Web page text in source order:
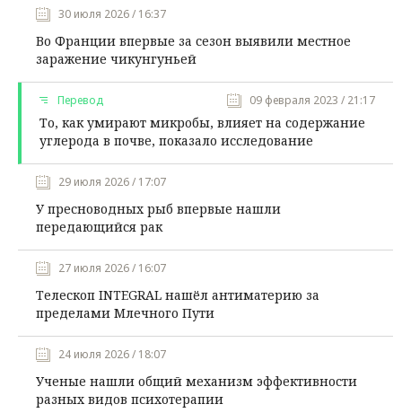
30 июля 2026 / 16:37
Во Франции впервые за сезон выявили местное
заражение чикунгуньей
Перевод 09 февраля 2023 / 21:17
То, как умирают микробы, влияет на содержание
углерода в почве, показало исследование
29 июля 2026 / 17:07
У пресноводных рыб впервые нашли
передающийся рак
27 июля 2026 / 16:07
Телескоп INTEGRAL нашёл антиматерию за
пределами Млечного Пути
24 июля 2026 / 18:07
Ученые нашли общий механизм эффективности
разных видов психотерапии